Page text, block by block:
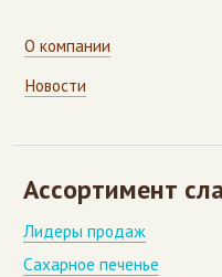
О компании
Новости
Ассортимент
Лидеры продаж
Сахарное печенье